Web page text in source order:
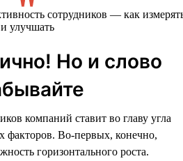
Но и слово
компаний ставит во главу угла
факторов. Во-первых, конечно,
горизонтального роста.